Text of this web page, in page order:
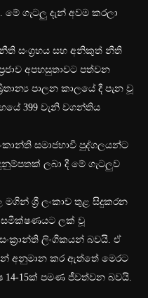
ගැටලු දැන් අවම කරලා
සංග්‍රහය සහ අනිකුත් නීති
අපහසුතාවට පත්වන
පාලන කාලයේ දී පැන වූ
399 වැනි වගන්තිය
සමාජභාවී පුද්ගලයන්ට
ලබා දී මේ ගැටලුව
මගින් ශ්‍රී ලංකාව තුළ සිදුකරන
ලක් වූ
ලිංගිකයන් බවයි. ඒ
අනුමාන කර ඇත්තේ මෙරට
14-15ක් පමණ ජීවත්වන බවයි.